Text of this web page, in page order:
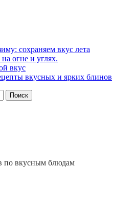
сохраняем вкус лета
огне и углях.
вкус
вкусных и ярких блинов
по вкусным блюдам